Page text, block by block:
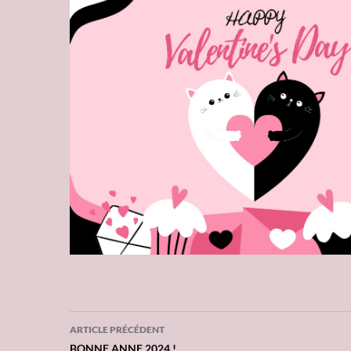
ARTICLE PRÉCÉDENT